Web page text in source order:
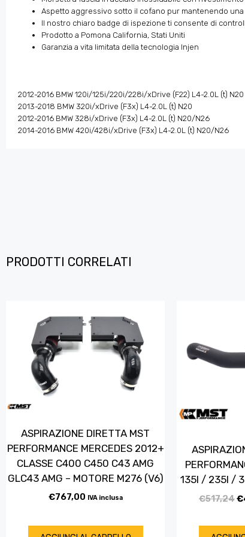
Aspetto aggressivo sotto il cofano pur mantenendo una
Il nostro chiaro badge di ispezione ti consente di
Prodotto a Pomona California, Stati Uniti
Garanzia a vita limitata della tecnologia Injen
2012-2016 BMW 120i/125i/220i/228i/xDrive (F22) L4-2.0L (t) N20
2013-2018 BMW 320i/xDrive (F3x) L4-2.0L (t) N20
2012-2016 BMW 328i/xDrive (F3x) L4-2.0L (t) N20/N26
2014-2016 BMW 420i/428i/xDrive (F3x) L4-2.0L (t) N20/N26
PRODOTTI CORRELATI
ASPIRAZIONE DIRETTA MST
PERFORMANCE MERCEDES 2012+
CLASSE C400 C450 C43 AMG
GLC43 AMG – MOTORE M276 (V6)
€767,00 IVA inclusa
135I / 235I /
€517,24€